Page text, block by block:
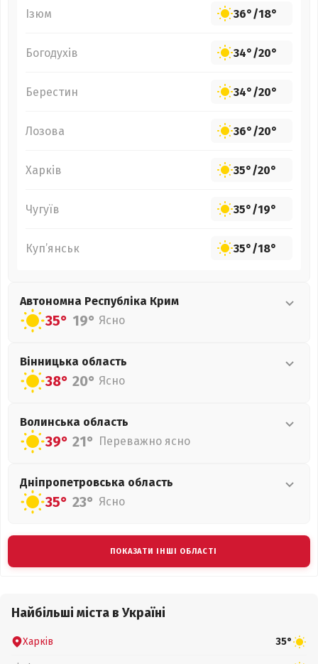
Ізюм 36°/18°
Богодухів 34°/20°
Берестин 34°/20°
Лозова 36°/20°
Харків 35°/20°
Чугуїв 35°/19°
Куп’янськ 35°/18°
Автономна Республіка Крим
35° 19° Ясно
Вінницька область
38° 20° Ясно
Волинська область
39° 21° Переважно ясно
Дніпропетровська область
35° 23° Ясно
ПОКАЗАТИ ІНШІ ОБЛАСТІ
Найбільші міста в Україні
Харків 35°